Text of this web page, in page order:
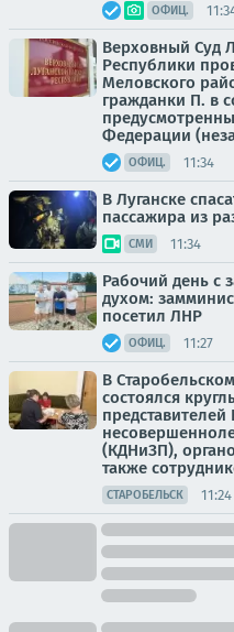
ОФИЦ.
Верховный Суд
Республики
Меловского
гражданки П. в
Федерации
ОФИЦ. 11:34
В Луганске
пассажира из
СМИ 11:34
Рабочий день с
духом:
посетил ЛНР
ОФИЦ. 11:27
В
состоялся
(КДНиЗП),
также
СТАРОБЕЛЬСК 11:24